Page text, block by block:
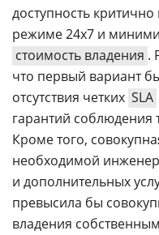
доступность
режиме 24х7 и
стоимость владения .
что первый вариант
отсутствия четких SLA
гарантий соблюдения
Кроме того,
необходимой
и дополнительных
превысила бы
владения